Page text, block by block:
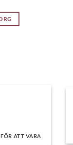
ATT VARA